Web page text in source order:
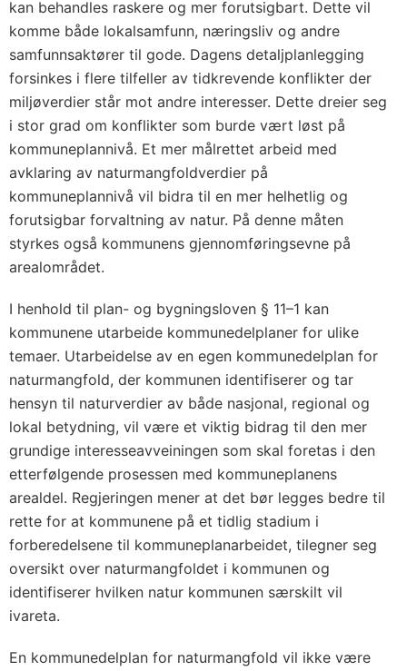
kan behandles raskere og mer forutsigbart. Dette vil
komme både lokalsamfunn, næringsliv og andre
samfunnsaktører til gode. Dagens detaljplanlegging
forsinkes i flere tilfeller av tidkrevende konflikter der
miljøverdier står mot andre interesser. Dette dreier seg
i stor grad om konflikter som burde vært løst på
kommuneplannivå. Et mer målrettet arbeid med
avklaring av naturmangfoldverdier på
kommuneplannivå vil bidra til en mer helhetlig og
forutsigbar forvaltning av natur. På denne måten
styrkes også kommunens gjennomføringsevne på
arealområdet.
I henhold til plan- og bygningsloven § 11–1 kan
kommunene utarbeide kommunedelplaner for ulike
temaer. Utarbeidelse av en egen kommunedelplan for
naturmangfold, der kommunen identifiserer og tar
hensyn til naturverdier av både nasjonal, regional og
lokal betydning, vil være et viktig bidrag til den mer
grundige interesseavveiningen som skal foretas i den
etterfølgende prosessen med kommuneplanens
arealdel. Regjeringen mener at det bør legges bedre til
rette for at kommunene på et tidlig stadium i
forberedelsene til kommuneplanarbeidet, tilegner seg
oversikt over naturmangfoldet i kommunen og
identifiserer hvilken natur kommunen særskilt vil
ivareta.
En kommunedelplan for naturmangfold vil ikke være